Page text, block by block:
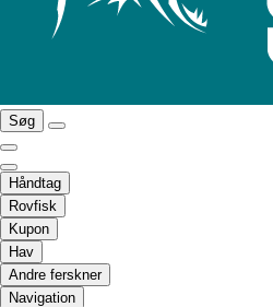
Søg
Håndtag
Rovfisk
Kupon
Hav
Andre ferskner
Navigation